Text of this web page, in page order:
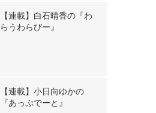
【連載】白石晴香の『わ
らうわらびー』
【連載】小日向ゆかの
『あっぷでーと』